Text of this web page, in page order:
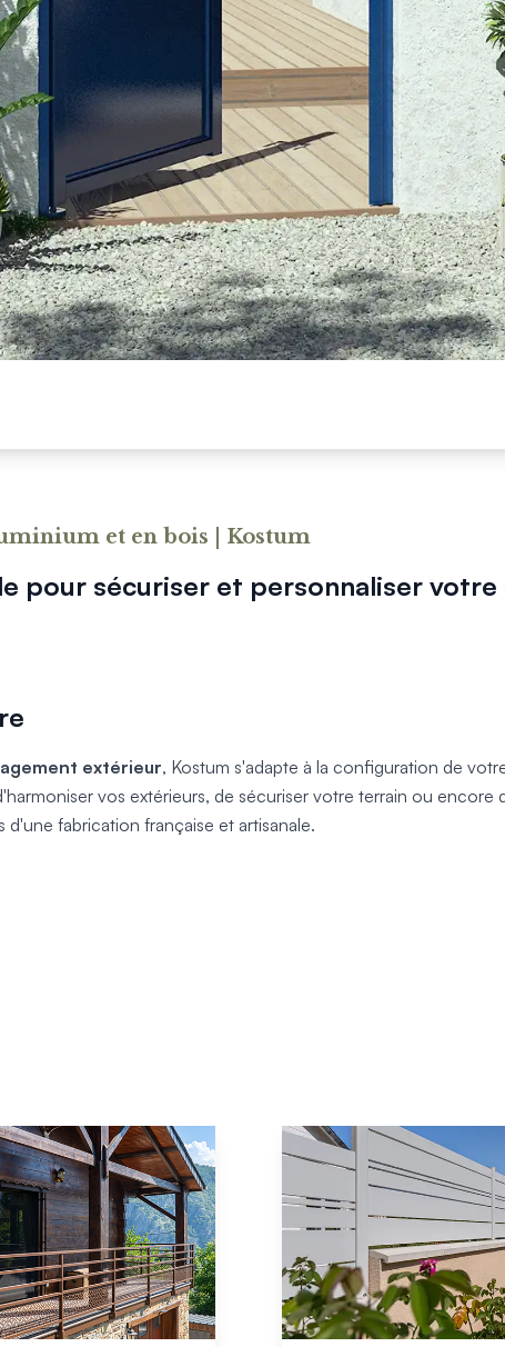
pour sécuriser et personnaliser
et en bois | Kostum
extérieur, Kostum s'adapte à la configuration de
vos extérieurs, de sécuriser votre terrain ou
fabrication française et artisanale.